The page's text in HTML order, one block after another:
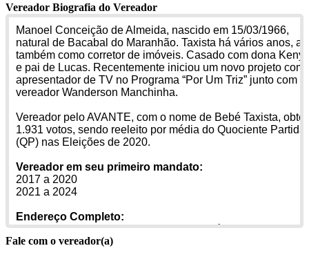
Vereador Biografia do Vereador
Manoel Conceição de Almeida, nascido em 15/03/1966,
natural de Bacabal do Maranhão. Taxista há vários anos,
também como corretor de imóveis. Casado com dona
e pai de Lucas. Recentemente iniciou um novo projeto
apresentador de TV no Programa “Por Um Triz” junto com o
vereador Wanderson Manchinha.
Vereador pelo AVANTE, com o nome de Bebé Taxista,
1.931 votos, sendo reeleito por média do Quociente
(QP) nas Eleições de 2020.
Vereador em seu primeiro mandato:
2017 a 2020
2021 a 2024
Endereço Completo:
Avenida Industrial, Nº 01 Bairro: São José
Fale com o vereador(a)